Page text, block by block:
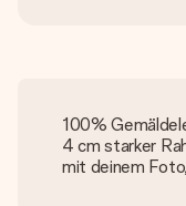
100%
4 cm starker
mit deinem